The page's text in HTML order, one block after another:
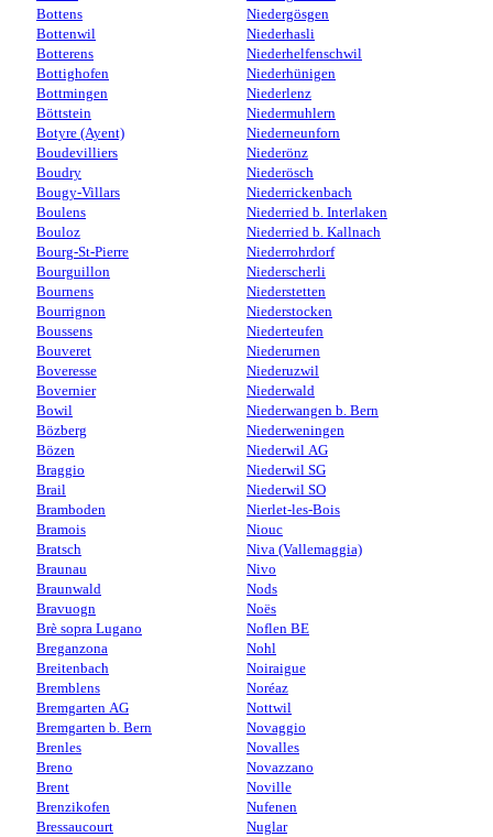
Bottens
Bottenwil
Botterens
Bottighofen
Bottmingen
Böttstein
Botyre (Ayent)
Boudevilliers
Boudry
Bougy-Villars
Boulens
Bouloz
Bourg-St-Pierre
Bourguillon
Bournens
Bourrignon
Boussens
Bouveret
Boveresse
Bovernier
Bowil
Bözberg
Bözen
Braggio
Brail
Bramboden
Bramois
Bratsch
Braunau
Braunwald
Bravuogn
Brè sopra Lugano
Breganzona
Breitenbach
Bremblens
Bremgarten AG
Bremgarten b. Bern
Brenles
Breno
Brent
Brenzikofen
Bressaucourt
Niedergösgen
Niederhasli
Niederhelfenschwil
Niederhünigen
Niederlenz
Niedermuhlern
Niederneunforn
Niederönz
Niederösch
Niederrickenbach
Niederried b. Interlaken
Niederried b. Kallnach
Niederrohrdorf
Niederscherli
Niederstetten
Niederstocken
Niederteufen
Niederurnen
Niederuzwil
Niederwald
Niederwangen b. Bern
Niederweningen
Niederwil AG
Niederwil SG
Niederwil SO
Nierlet-les-Bois
Niouc
Niva (Vallemaggia)
Nivo
Nods
Noës
Noflen BE
Nohl
Noiraigue
Noréaz
Nottwil
Novaggio
Novalles
Novazzano
Noville
Nufenen
Nuglar